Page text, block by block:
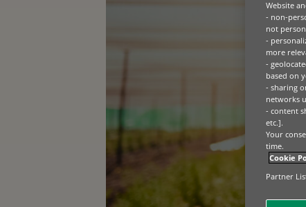
Website
- non-
not
-
more
-
based on
- sharing
networks
- content
etc.].
Your
time.
Cookie
Partner